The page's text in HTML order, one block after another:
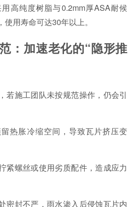
高纯度树脂与0.2mm厚ASA耐候
用寿命可达30年以上。
：加速老化的“隐形推
若施工团队未按规范操作，仍会引
留热胀冷缩空间，导致瓦片挤压变
紧螺丝或使用劣质配件，造成应力
密封不严，雨水渗入后侵蚀瓦片内